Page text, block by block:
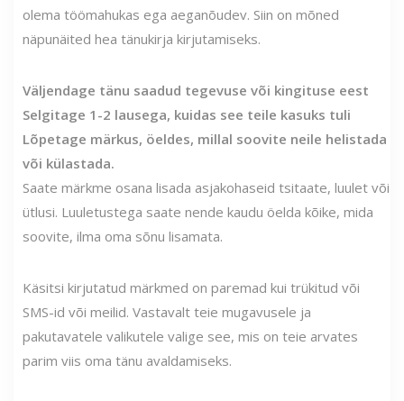
olema töömahukas ega aeganõudev. Siin on mõned
näpunäited hea tänukirja kirjutamiseks.
Väljendage tänu saadud tegevuse või kingituse eest
Selgitage 1-2 lausega, kuidas see teile kasuks tuli
Lõpetage märkus, öeldes, millal soovite neile helistada
või külastada.
Saate märkme osana lisada asjakohaseid tsitaate, luulet või
ütlusi. Luuletustega saate nende kaudu öelda kõike, mida
soovite, ilma oma sõnu lisamata.
Käsitsi kirjutatud märkmed on paremad kui trükitud või
SMS-id või meilid. Vastavalt teie mugavusele ja
pakutavatele valikutele valige see, mis on teie arvates
parim viis oma tänu avaldamiseks.